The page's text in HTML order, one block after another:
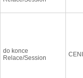
do konce
Relace/Session